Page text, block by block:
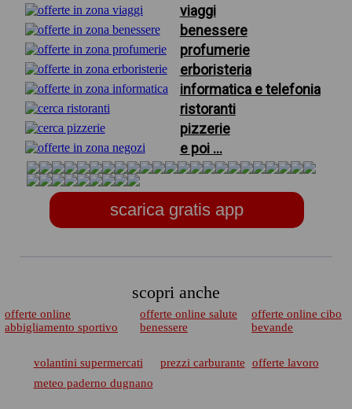
viaggi
benessere
profumerie
erboristeria
informatica e telefonia
ristoranti
pizzerie
e poi ...
scarica gratis app
scopri anche
offerte online
abbigliamento sportivo
offerte online salute
benessere
offerte online cibo
bevande
volantini supermercati prezzi carburante
offerte lavoro
meteo paderno dugnano